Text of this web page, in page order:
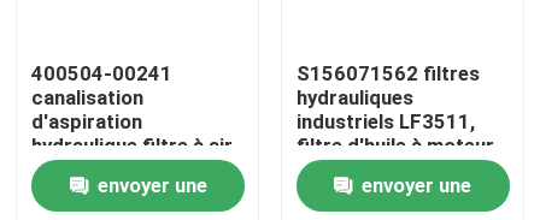
Maison
Produits
Vidéos
400504-00241
canalisation
d'aspiration
hydraulique filtre à air
aspiré d'huile
hydraulique du filtre H-
envoyer une
S156071562 filtres
hydrauliques
industriels LF3511,
filtre d'huile à moteur
de P550379 SK460-8
envoyer une